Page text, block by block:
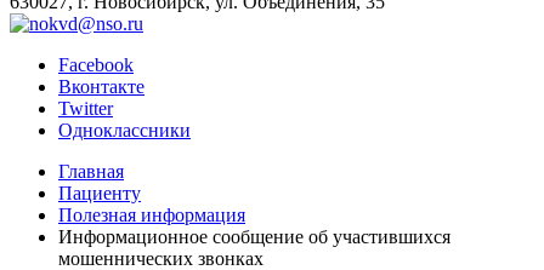
Facebook
Вконтакте
Twitter
Одноклассники
Главная
Пациенту
Полезная информация
Информационное сообщение об участившихся
мошеннических звонках